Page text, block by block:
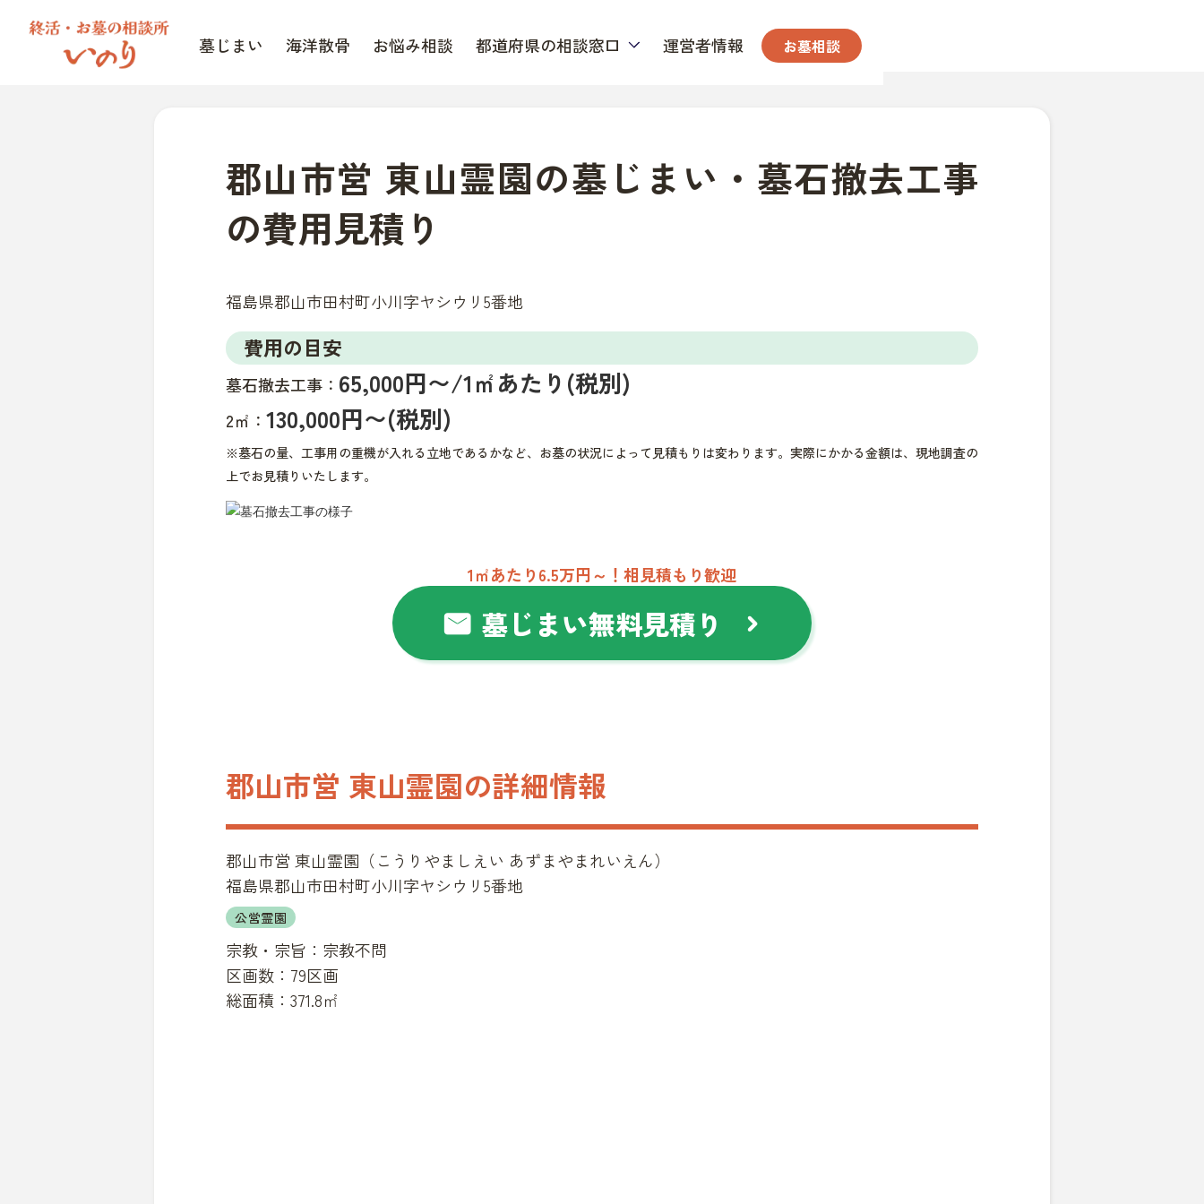
墓じまい 海洋散骨 お悩み相談 都道府県の相談窓口 運営者情報 お墓相談
郡山市営 東山霊園の墓じまい・墓石撤去工事
の費用見積り
福島県郡山市田村町小川字ヤシウリ5番地
費用の目安
墓石撤去工事： 65,000円〜/1㎡あたり(税別)
2㎡： 130,000円〜(税別)
※墓石の量、工事用の重機が入れる立地であるかなど、お墓の状況によって見積もりは変わります。実際にかかる金額は、現地調査の
上でお見積りいたします。
1㎡あたり6.5万円～！相見積もり歓迎
mail 墓じまい無料見積り chevron_right
郡山市営 東山霊園の詳細情報
郡山市営 東山霊園 （こうりやましえい あずまやまれいえん）
福島県郡山市田村町小川字ヤシウリ5番地
公営霊園
宗教・宗旨： 宗教不問
区画数： 79区画
総面積： 371.8㎡